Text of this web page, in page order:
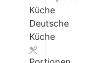
Küche
Deutsche
Küche